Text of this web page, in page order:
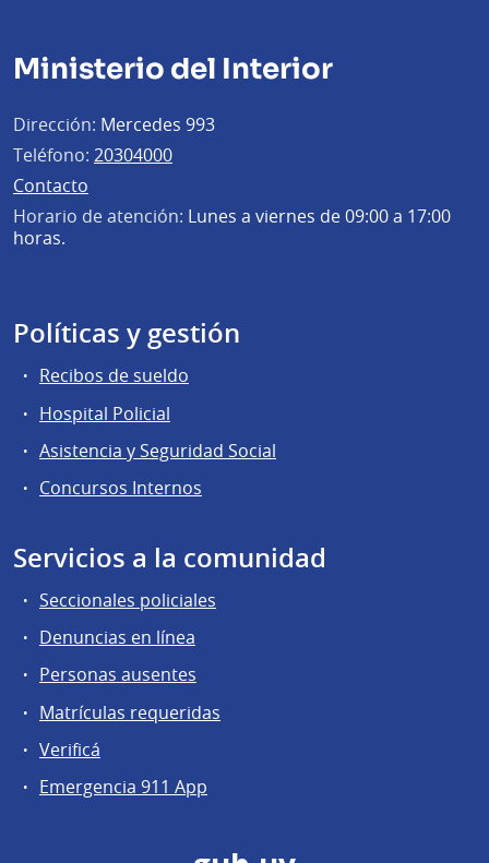
Ministerio del Interior
Dirección: Mercedes 993
Teléfono: 20304000
Contacto
Horario de atención: Lunes a viernes de 09:00 a 17:00
horas.
Políticas y gestión
Recibos de sueldo
Hospital Policial
Asistencia y Seguridad Social
Concursos Internos
Servicios a la comunidad
Seccionales policiales
Denuncias en línea
Personas ausentes
Matrículas requeridas
Verificá
Emergencia 911 App